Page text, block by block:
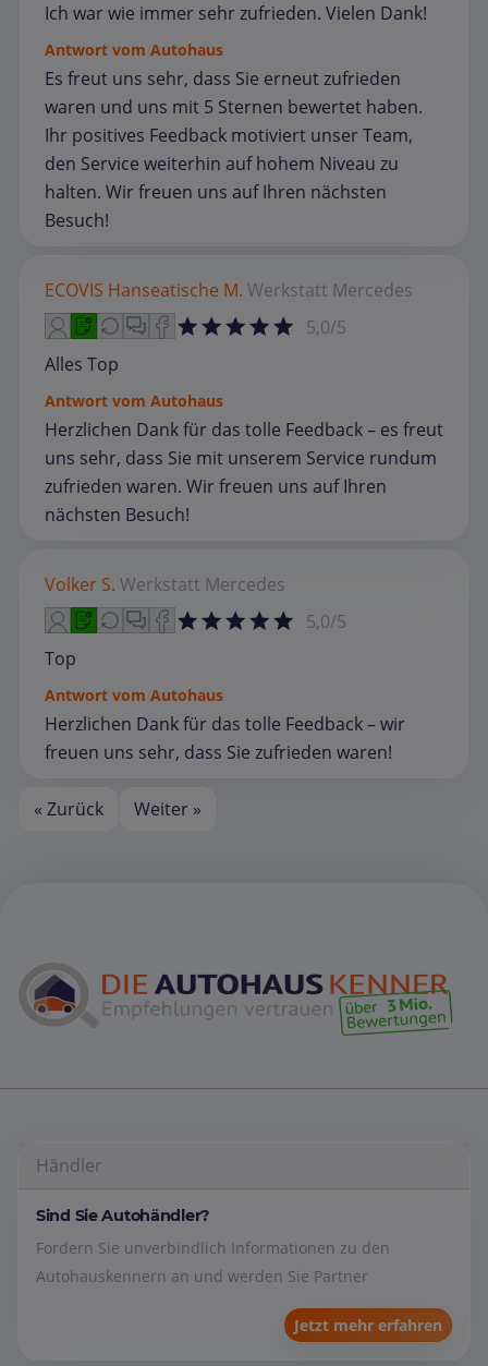
Ich war wie immer sehr zufrieden. Vielen Dank!
Antwort vom Autohaus
Es freut uns sehr, dass Sie erneut zufrieden
waren und uns mit 5 Sternen bewertet haben.
Ihr positives Feedback motiviert unser Team,
den Service weiterhin auf hohem Niveau zu
halten. Wir freuen uns auf Ihren nächsten
Besuch!
ECOVIS Hanseatische M. Werkstatt Mercedes
5,0/5
Alles Top
Antwort vom Autohaus
Herzlichen Dank für das tolle Feedback – es freut
uns sehr, dass Sie mit unserem Service rundum
zufrieden waren. Wir freuen uns auf Ihren
nächsten Besuch!
Volker S. Werkstatt Mercedes
5,0/5
Top
Antwort vom Autohaus
Herzlichen Dank für das tolle Feedback – wir
freuen uns sehr, dass Sie zufrieden waren!
« Zurück Weiter »
Händler
Sind Sie Autohändler?
Fordern Sie unverbindlich Informationen zu den
Autohauskennern an und werden Sie Partner
Jetzt mehr erfahren